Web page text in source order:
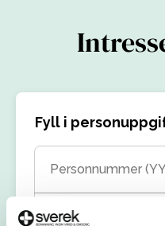
Fyll i
Personnummer
Förnamn